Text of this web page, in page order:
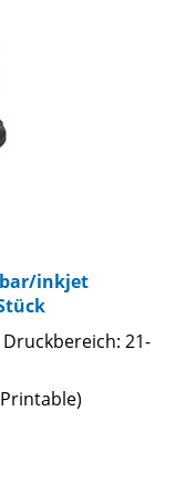
inkjet
21-